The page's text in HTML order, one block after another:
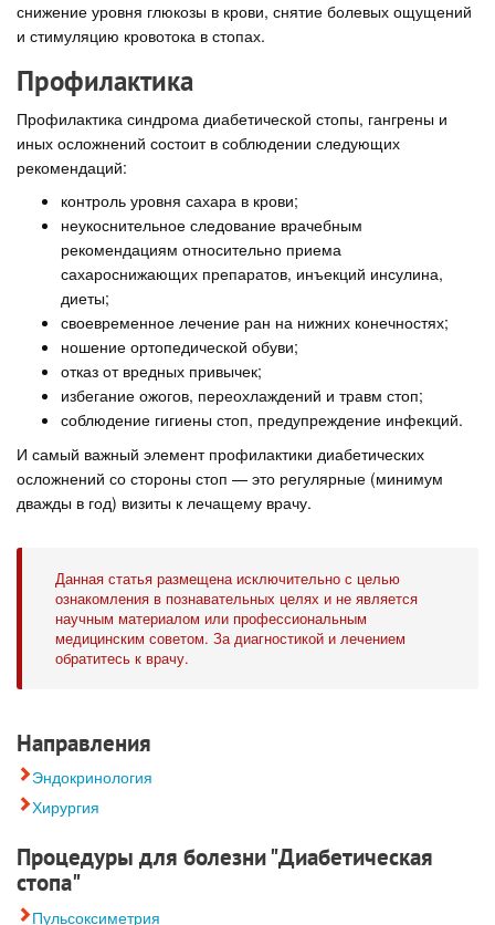
снижение уровня глюкозы в крови, снятие болевых ощущений
и стимуляцию кровотока в стопах.
Профилактика
Профилактика синдрома диабетической стопы, гангрены и
иных осложнений состоит в соблюдении следующих
рекомендаций:
контроль уровня сахара в крови;
неукоснительное следование врачебным
рекомендациям относительно приема
сахароснижающих препаратов, инъекций инсулина,
диеты;
своевременное лечение ран на нижних конечностях;
ношение ортопедической обуви;
отказ от вредных привычек;
избегание ожогов, переохлаждений и травм стоп;
соблюдение гигиены стоп, предупреждение инфекций.
И самый важный элемент профилактики диабетических
осложнений со стороны стоп — это регулярные (минимум
дважды в год) визиты к лечащему врачу.
Данная статья размещена исключительно с целью
ознакомления в познавательных целях и не является
научным материалом или профессиональным
медицинским советом. За диагностикой и лечением
обратитесь к врачу.
Направления
Эндокринология
Хирургия
Процедуры для болезни "Диабетическая
стопа"
Пульсоксиметрия